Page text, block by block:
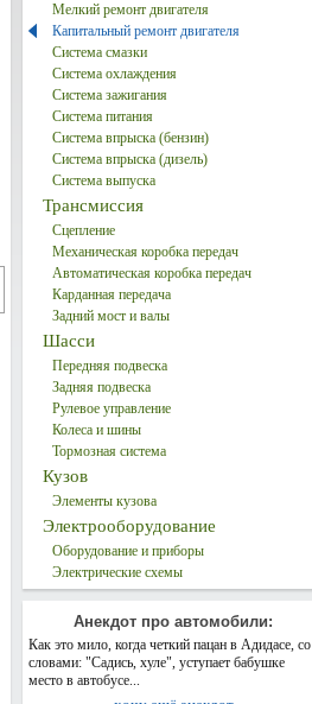
Мелкий ремонт двигателя
Капитальный ремонт двигателя
Система смазки
Система охлаждения
Система зажигания
Система питания
Система впрыска (бензин)
Система впрыска (дизель)
Система выпуска
Трансмиссия
Сцепление
Механическая коробка передач
Автоматическая коробка передач
Карданная передача
Задний мост и валы
Шасси
Передняя подвеска
Задняя подвеска
Рулевое управление
Колеса и шины
Тормозная система
Кузов
Элементы кузова
Электрооборудование
Оборудование и приборы
Электрические схемы
Анекдот про автомобили:
Как это мило, когда четкий пацан в Адидасе, со
словами: "Садись, хуле", уступает бабушке
место в автобусе...